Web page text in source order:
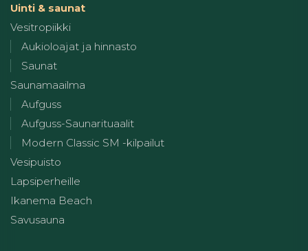
Uinti & saunat
Vesitropiikki
Aukioloajat ja hinnasto
Saunat
Saunamaailma
Aufguss
Aufguss-Saunarituaalit
Modern Classic SM -kilpailut
Vesipuisto
Lapsiperheille
Ikanema Beach
Savusauna